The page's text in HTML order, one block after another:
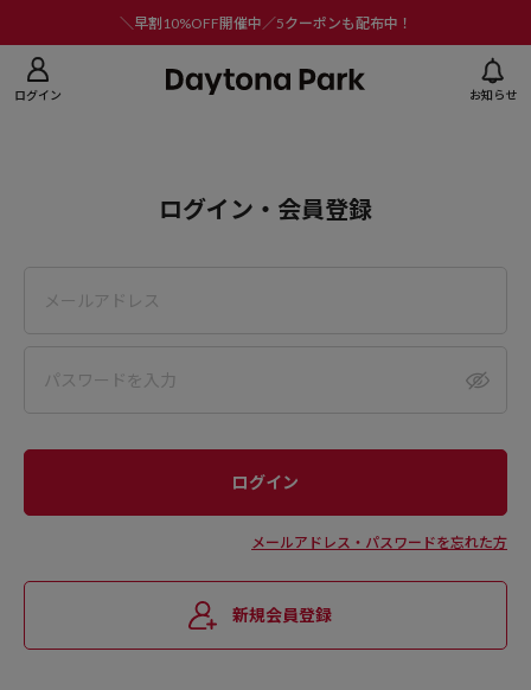
＼早割10%OFF開催中／5クーポンも配布中！
ログイン お知らせ
ログイン・会員登録
メールアドレス・パスワードを忘れた方
新規会員登録